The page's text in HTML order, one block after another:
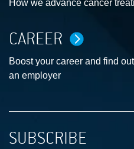
How we advance cancer
CAREER
Boost your career and find
an employer
SUBSCRIBE